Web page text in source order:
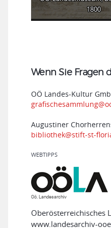
1800
Wenn Sie Fragen
OÖ Landes-Kultur
Augustiner
bibliothek@stift-st-
WEBTIPPS
Oö. Landesarchiv
Oberösterreichisches
www.landesarchiv-